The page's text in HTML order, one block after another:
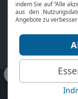
Über uns
Jobs
Mediadaten